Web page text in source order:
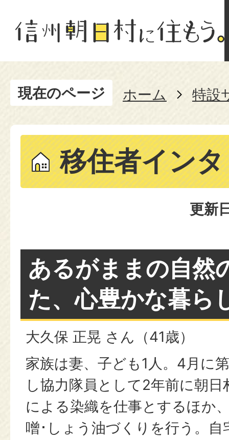
現在のページ ホーム 特設
移住者イン
更新
あるがままの自然
た、心豊かな暮ら
大久保 正晃 さん（41歳）
家族は妻、子ども1人。4月に
し協力隊員として2年前に朝
による染織を仕事とするほか
噌･しょう油づくりを行う。自